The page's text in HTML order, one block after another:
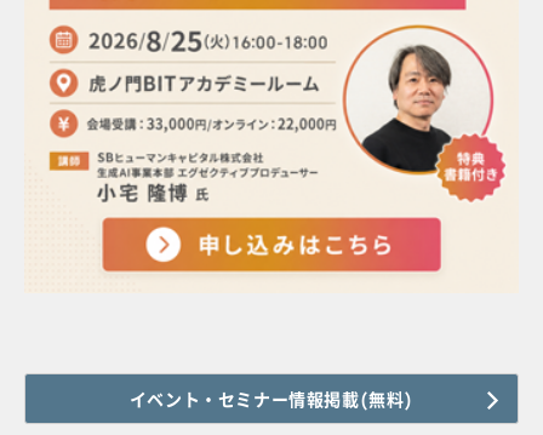
イベント・セミナー情報掲載(無料)